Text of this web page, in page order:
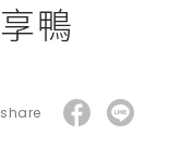
享鴨
share